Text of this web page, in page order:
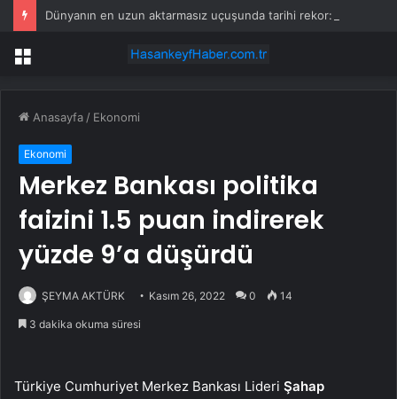
Menü
Anasayfa / Ekonomi
Ekonomi
Merkez Bankası politika
faizini 1.5 puan indirerek
yüzde 9’a düşürdü
ŞEYMA AKTÜRK Kasım 26, 2022 0 14
3 dakika okuma süresi
Türkiye Cumhuriyet Merkez Bankası Lideri Şahap